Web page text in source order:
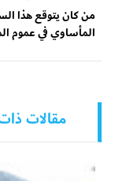
من كان يتوقع هذا
المأساوي في عموم
مقالات